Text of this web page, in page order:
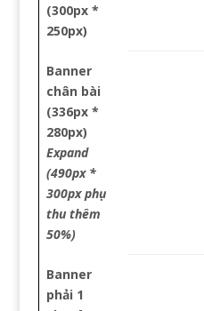
(300px *
250px)
Banner
chân bài
(336px *
280px)
Expand
(490px *
300px phụ
thu thêm
50%)
Banner
phải 1